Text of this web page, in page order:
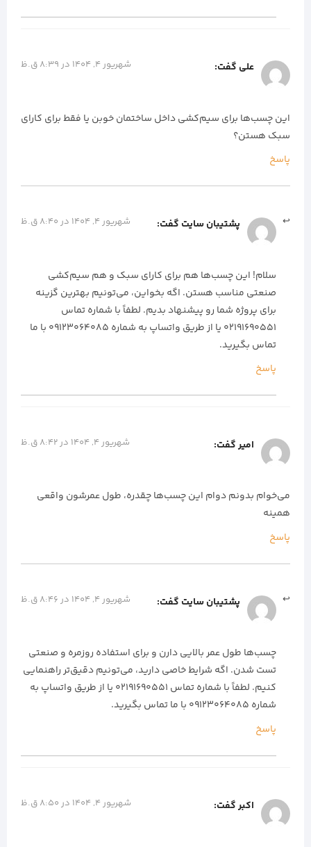
علی گفت: شهریور 4, 1404 در 8:39 ق.ظ
این چسب‌ها برای سیم‌کشی داخل ساختمان خوبن یا فقط برای کارای
سبک هستن؟
پاسخ
پشتیبان سایت گفت: شهریور 4, 1404 در 8:40 ق.ظ
سلام! این چسب‌ها هم برای کارای سبک و هم سیم‌کشی
صنعتی مناسب هستن. اگه بخواین، می‌تونیم بهترین گزینه
برای پروژه شما رو پیشنهاد بدیم. لطفاً با شماره تماس
۰۲۱۹۱۶۹۰۵۵۱ یا از طریق واتساپ به شماره 09123064085 با ما
تماس بگیرید.
پاسخ
امیرگفت: شهریور 4, 1404 در 8:42 ق.ظ
می‌خوام بدونم دوام این چسب‌ها چقدره، طول عمرشون واقعی
همینه
پاسخ
پشتیبان سایت گفت: شهریور 4, 1404 در 8:46 ق.ظ
چسب‌ها طول عمر بالایی دارن و برای استفاده روزمره و صنعتی
تست شدن. اگه شرایط خاصی دارید، می‌تونیم دقیق‌تر راهنمایی
کنیم. لطفاً با شماره تماس ۰۲۱۹۱۶۹۰۵۵۱ یا از طریق واتساپ به
شماره 09123064085 با ما تماس بگیرید.
پاسخ
اکبرگفت: شهریور 4, 1404 در 8:50 ق.ظ